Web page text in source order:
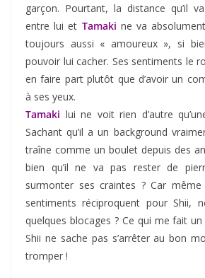
garçon. Pourtant, la distance qu’il
entre lui et Tamaki ne va
toujours aussi « amoureux », si
pouvoir lui cacher. Ses sentiments le
en faire part plutôt que d’avoir un
à ses yeux.
Tamaki lui ne voit rien d’autre
Sachant qu’il a un background
traîne comme un boulet depuis des
bien qu’il ne va pas rester de
surmonter ses craintes ? Car même
sentiments réciproquent pour Shii,
quelques blocages ? Ce qui me fait un
Shii ne sache pas s’arrêter au bon
tromper !